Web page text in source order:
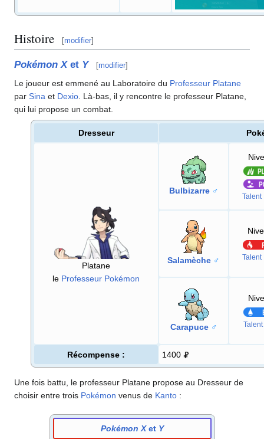
Histoire [modifier]
Pokémon Xet Y [modifier]
Le joueur est emmené au Laboratoire du Professeur Platane
par Sina et Dexio. Là-bas, il y rencontre le professeur Platane,
qui lui propose un combat.
Dresseur
Platane
le Professeur Pokémon
Bulbizarre ♂
Talent
Salamèche ♂ Talent
Carapuce ♂ Talent
Récompense : 1400
Une fois battu, le professeur Platane propose au Dresseur de
choisir entre trois Pokémon venus de Kanto :
Pokémon Xet Y